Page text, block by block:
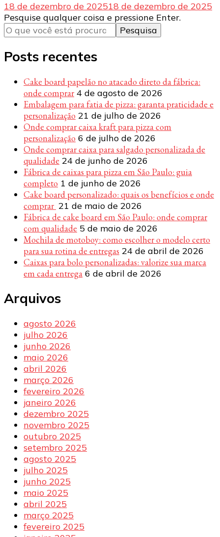
18 de dezembro de 202518 de dezembro de 2025
Procurando
algo?
Pesquise qualquer coisa e pressione Enter.
Posts recentes
Cake board papelão no atacado direto da fábrica:
onde comprar 4 de agosto de 2026
Embalagem para fatia de pizza: garanta praticidade e
personalização 21 de julho de 2026
Onde comprar caixa kraft para pizza com
personalização 6 de julho de 2026
Onde comprar caixa para salgado personalizada de
qualidade 24 de junho de 2026
Fábrica de caixas para pizza em São Paulo: guia
completo 1 de junho de 2026
Cake board personalizado: quais os benefícios e onde
comprar 21 de maio de 2026
Fábrica de cake board em São Paulo: onde comprar
com qualidade 5 de maio de 2026
Mochila de motoboy: como escolher o modelo certo
para sua rotina de entregas 24 de abril de 2026
Caixas para bolo personalizadas: valorize sua marca
em cada entrega 6 de abril de 2026
Arquivos
agosto 2026
julho 2026
junho 2026
maio 2026
abril 2026
março 2026
fevereiro 2026
janeiro 2026
dezembro 2025
novembro 2025
outubro 2025
setembro 2025
agosto 2025
julho 2025
junho 2025
maio 2025
abril 2025
março 2025
fevereiro 2025